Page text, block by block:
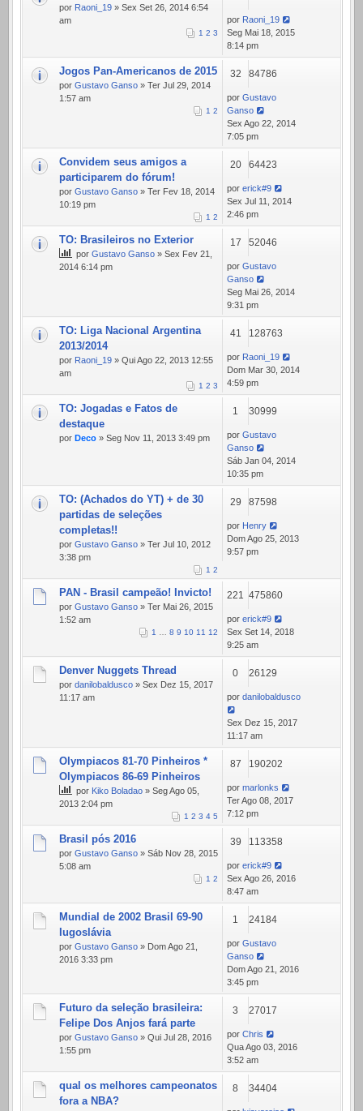
por Raoni_19 » Sex Set 26, 2014 6:54
am
1 2 3
por Raoni_19
Seg Mai 18, 2015
8:14 pm
Jogos Pan-Americanos de 2015
por Gustavo Ganso » Ter Jul 29, 2014
1:57 am
1 2
32 84786
por Gustavo
Ganso
Sex Ago 22, 2014
7:05 pm
Convidem seus amigos a
participarem do fórum!
por Gustavo Ganso » Ter Fev 18, 2014
10:19 pm
1 2
20 64423
por erick#9
Sex Jul 11, 2014
2:46 pm
TO: Brasileiros no Exterior
por Gustavo Ganso » Sex Fev 21,
2014 6:14 pm
17 52046
por Gustavo
Ganso
Seg Mai 26, 2014
9:31 pm
TO: Liga Nacional Argentina
2013/2014
por Raoni_19 » Qui Ago 22, 2013 12:55
am
1 2 3
41 128763
por Raoni_19
Dom Mar 30, 2014
4:59 pm
TO: Jogadas e Fatos de
destaque
por Deco » Seg Nov 11, 2013 3:49 pm
1 30999
por Gustavo
Ganso
Sáb Jan 04, 2014
10:35 pm
TO: (Achados do YT) + de 30
partidas de seleções
completas!!
por Gustavo Ganso » Ter Jul 10, 2012
3:38 pm
1 2
29 87598
por Henry
Dom Ago 25, 2013
9:57 pm
PAN - Brasil campeão! Invicto!
por Gustavo Ganso » Ter Mai 26, 2015
1:52 am
1 … 8 9 10 11 12
221 475860
por erick#9
Sex Set 14, 2018
9:25 am
Denver Nuggets Thread
por danilobaldusco » Sex Dez 15, 2017
11:17 am
0 26129
por danilobaldusco
Sex Dez 15, 2017
11:17 am
Olympiacos 81-70 Pinheiros *
Olympiacos 86-69 Pinheiros
por Kiko Boladao » Seg Ago 05,
2013 2:04 pm
1 2 3 4 5
87 190202
por marlonks
Ter Ago 08, 2017
7:12 pm
Brasil pós 2016
por Gustavo Ganso » Sáb Nov 28, 2015
5:08 am
1 2
39 113358
por erick#9
Sex Ago 26, 2016
8:47 am
Mundial de 2002 Brasil 69-90
Iugoslávia
por Gustavo Ganso » Dom Ago 21,
2016 3:33 pm
1 24184
por Gustavo
Ganso
Dom Ago 21, 2016
3:45 pm
Futuro da seleção brasileira:
Felipe Dos Anjos fará parte
por Gustavo Ganso » Qui Jul 28, 2016
1:55 pm
3 27017
por Chris
Qua Ago 03, 2016
3:52 am
qual os melhores campeonatos
fora a NBA?
8 34404